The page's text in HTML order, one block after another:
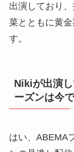
出演しており
菜とともに黄
す。
Nikiが出演
ーズンは今
はい、ABEMA